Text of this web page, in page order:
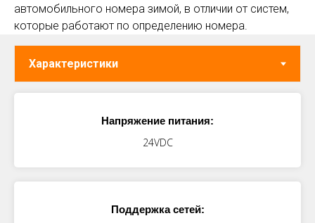
автомобильного номера зимой, в отличии от систем,
которые работают по определению номера.
Напряжение питания:
24VDC
Поддержка сетей: